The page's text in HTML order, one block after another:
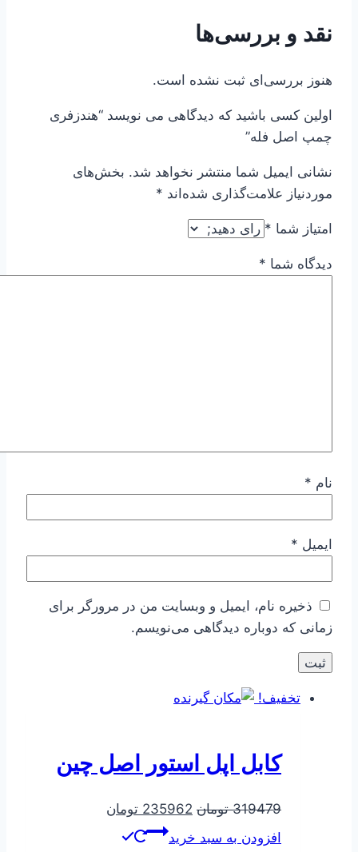
نقد و بررسی‌ها
هنوز بررسی‌ای ثبت نشده است.
اولین کسی باشید که دیدگاهی می نویسد “هندزفری
چمپ اصل فله”
نشانی ایمیل شما منتشر نخواهد شد. بخش‌های
موردنیاز علامت‌گذاری شده‌اند *
امتیاز شما *
دیدگاه شما *
نام *
ایمیل *
ذخیره نام، ایمیل و وبسایت من در مرورگر برای
زمانی که دوباره دیدگاهی می‌نویسم.
تخفیف!
کابل اپل استور اصل چین
319479 تومان قیمت
اصلی
235962 تومان
افزودن به سبد خرید